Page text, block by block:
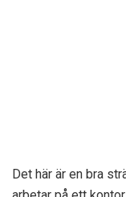
Det här är en bra